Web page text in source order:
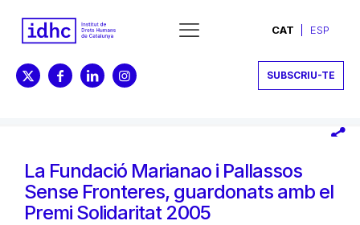
CAT ESP
SUBSCRIU-TE
La Fundació Marianao i Pallassos
Sense Fronteres, guardonats amb el
Premi Solidaritat 2005